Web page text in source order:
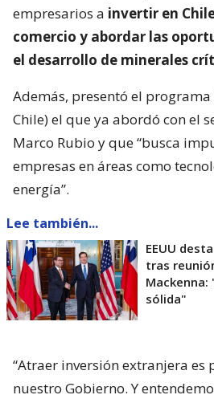
empresarios a invertir en
comercio y abordar las
el desarrollo de minerales
Además, presentó el programa
Chile) el que ya abordó con el
Marco Rubio y que “busca
empresas en áreas como
energía”.
Lee también...
EEUU
tras
Mackenna:
sólida"
“Atraer inversión extranjera
nuestro Gobierno. Y